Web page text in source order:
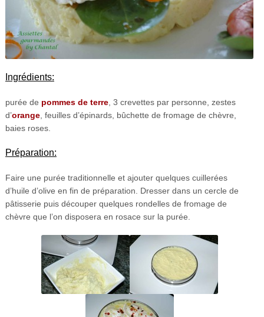
Ingrédients:
purée de pommes de terre, 3 crevettes par personne, zestes
d’orange, feuilles d’épinards, bûchette de fromage de chèvre,
baies roses.
Préparation:
Faire une purée traditionnelle et ajouter quelques cuillerées
d’huile d’olive en fin de préparation. Dresser dans un cercle de
pâtisserie puis découper quelques rondelles de fromage de
chèvre que l’on disposera en rosace sur la purée.